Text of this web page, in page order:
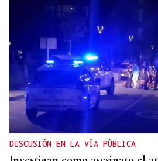
DISCUSIÓN EN LA VÍA PÚBLICA